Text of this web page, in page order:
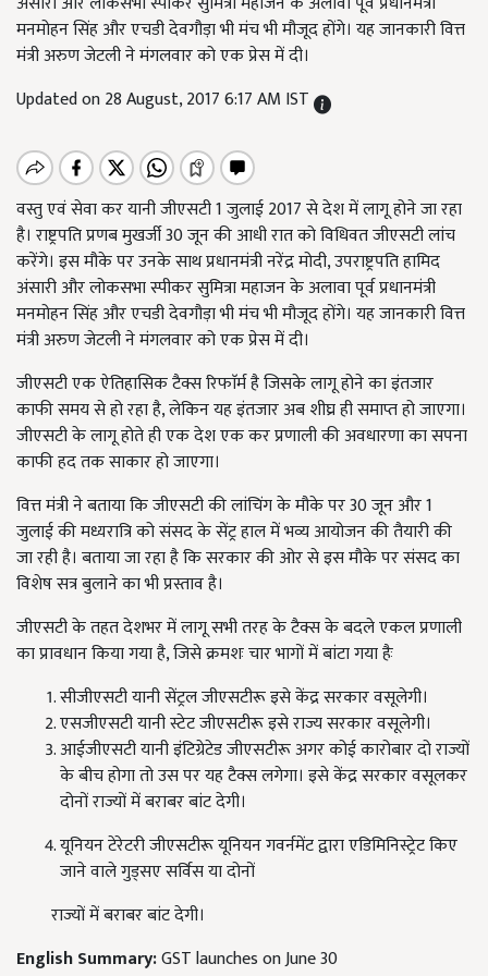
मनमोहन सिंह और एचडी देवगौड़ा भी मंच भी मौजूद होंगे। यह जानकारी वित्त
मंत्री अरुण जेटली ने मंगलवार को एक प्रेस में दी।
Updated on 28 August, 2017 6:17 AM IST
वस्तु एवं सेवा कर यानी जीएसटी 1 जुलाई 2017 से देश में लागू होने जा रहा
है। राष्ट्रपति प्रणब मुखर्जी 30 जून की आधी रात को विधिवत जीएसटी लांच
करेंगे। इस मौके पर उनके साथ प्रधानमंत्री नरेंद्र मोदी, उपराष्ट्रपति हामिद
अंसारी और लोकसभा स्पीकर सुमित्रा महाजन के अलावा पूर्व प्रधानमंत्री
मनमोहन सिंह और एचडी देवगौड़ा भी मंच भी मौजूद होंगे। यह जानकारी वित्त
मंत्री अरुण जेटली ने मंगलवार को एक प्रेस में दी।
जीएसटी एक ऐतिहासिक टैक्स रिफाॅर्म है जिसके लागू होने का इंतजार
काफी समय से हो रहा है, लेकिन यह इंतजार अब शीघ्र ही समाप्त हो जाएगा।
जीएसटी के लागू होते ही एक देश एक कर प्रणाली की अवधारणा का सपना
काफी हद तक साकार हो जाएगा।
वित्त मंत्री ने बताया कि जीएसटी की लांचिंग के मौके पर 30 जून और 1
जुलाई की मध्यरात्रि को संसद के सेंट्र हाल में भव्य आयोजन की तैयारी की
जा रही है। बताया जा रहा है कि सरकार की ओर से इस मौके पर संसद का
विशेष सत्र बुलाने का भी प्रस्ताव है।
जीएसटी के तहत देशभर में लागू सभी तरह के टैक्स के बदले एकल प्रणाली
का प्रावधान किया गया है, जिसे क्रमशः चार भागों में बांटा गया हैः
सीजीएसटी यानी सेंट्रल जीएसटीरू इसे केंद्र सरकार वसूलेगी।
एसजीएसटी यानी स्टेट जीएसटीरू इसे राज्य सरकार वसूलेगी।
आईजीएसटी यानी इंटिग्रेटेड जीएसटीरू अगर कोई कारोबार दो राज्यों
के बीच होगा तो उस पर यह टैक्स लगेगा। इसे केंद्र सरकार वसूलकर
दोनों राज्यों में बराबर बांट देगी।
यूनियन टेरेटरी जीएसटीरू यूनियन गवर्नमेंट द्वारा एडिमिनिस्ट्रेट किए
जाने वाले गुड्सए सर्विस या दोनों
राज्यों में बराबर बांट देगी।
English Summary:GST launches on June 30